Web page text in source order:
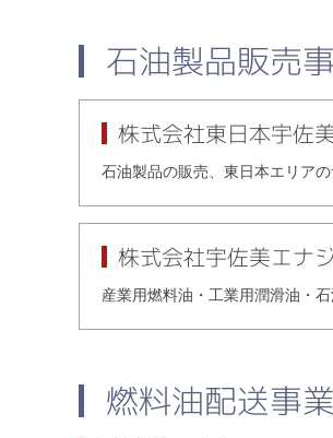
石油製品販売
株式会社東日本宇佐
石油製品の販売、東日本エリア
株式会社宇佐美エナ
産業用燃料油・工業用潤滑油・
燃料油配送事